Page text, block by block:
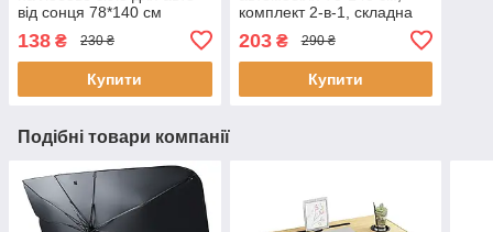
від сонця 78*140 см
Сонцезахисна складана
шторка для машини
138 ₴ 230 ₴
Купити
комплект 2-в-1, складна
парасолька для лобового
скла від сонця в машину
203₴ 290 ₴
Купити
Подібні товари компанії